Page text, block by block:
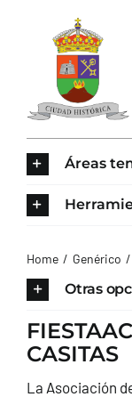
contenido
TURISMO
Áreas
Home Genérico
Otras
CASITAS
La Asociación